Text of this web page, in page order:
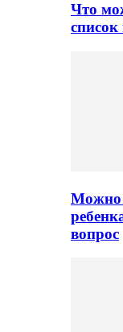
Что
Можно
вопрос